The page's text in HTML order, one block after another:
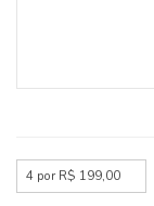
4 por R$ 199,00